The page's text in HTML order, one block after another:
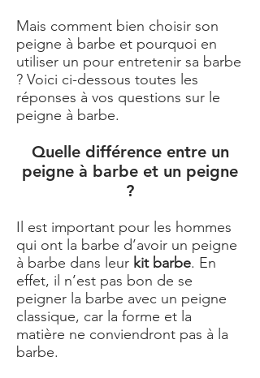
Mais comment bien choisir son
peigne à barbe et pourquoi en
utiliser un pour entretenir sa barbe
? Voici ci-dessous toutes les
réponses à vos questions sur le
peigne à barbe.
Quelle différence entre un
peigne à barbe et un peigne
?
Il est important pour les hommes
qui ont la barbe d’avoir un peigne
à barbe dans leur kit barbe. En
effet, il n’est pas bon de se
peigner la barbe avec un peigne
classique, car la forme et la
matière ne conviendront pas à la
barbe.